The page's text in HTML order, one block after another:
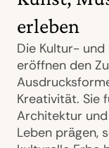
erleben
Die Kultur- und
eröffnen den
Kreativität. Sie
Architektur
Leben prägen,